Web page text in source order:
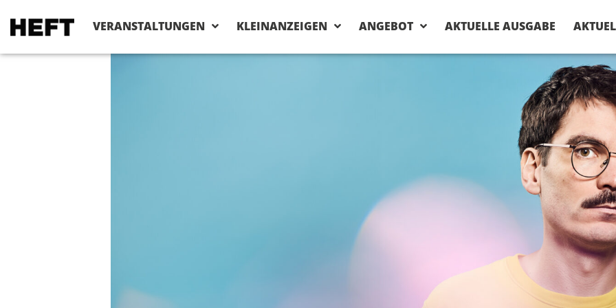
VERANSTALTUNGEN KLEINANZEIGEN ANGEBOT AKTUELLE AUSGABE